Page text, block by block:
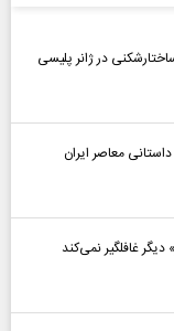
در ژانر پلیسی
معاصر ایران
غافلگیر نمی‌کند